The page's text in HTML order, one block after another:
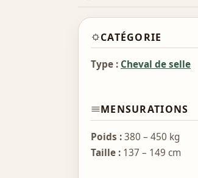
CATÉGORIE
Type : Cheval de selle
MENSURATIONS
Poids :380 – 450 kg
Taille : 137 – 149 cm